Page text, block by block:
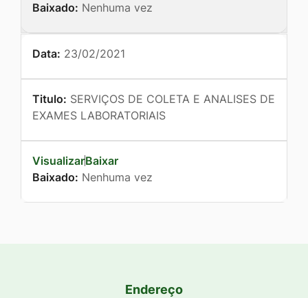
Baixado: Nenhuma vez
Data: 23/02/2021
Titulo: SERVIÇOS DE COLETA E ANALISES DE
EXAMES LABORATORIAIS
VisualizarBaixar
Baixado: Nenhuma vez
Endereço